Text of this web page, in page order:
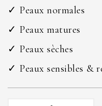
✓ Peaux normales
✓ Peaux matures
✓ Peaux sèches
✓ Peaux sensibles &